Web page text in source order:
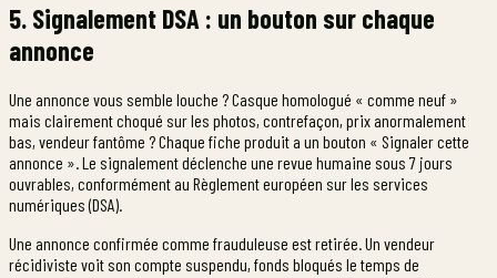
5. Signalement DSA : un bouton sur chaque
annonce
Une annonce vous semble louche ? Casque homologué « comme neuf »
mais clairement choqué sur les photos, contrefaçon, prix anormalement
bas, vendeur fantôme ? Chaque fiche produit a un bouton « Signaler cette
annonce ». Le signalement déclenche une revue humaine sous 7 jours
ouvrables, conformément au Règlement européen sur les services
numériques (DSA).
Une annonce confirmée comme frauduleuse est retirée. Un vendeur
récidiviste voit son compte suspendu, fonds bloqués le temps de